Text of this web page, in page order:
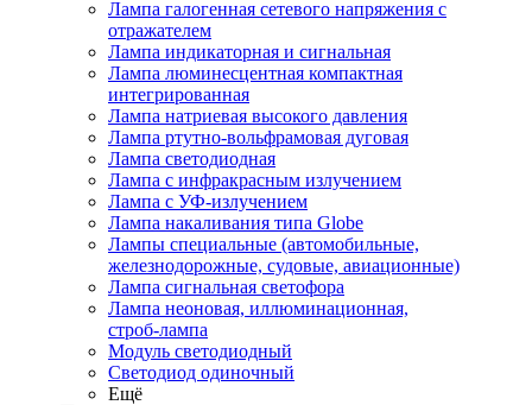
Лампа галогенная сетевого напряжения с
отражателем
Лампа индикаторная и сигнальная
Лампа люминесцентная компактная
интегрированная
Лампа натриевая высокого давления
Лампа ртутно-вольфрамовая дуговая
Лампа светодиодная
Лампа с инфракрасным излучением
Лампа с УФ-излучением
Лампа накаливания типа Globe
Лампы специальные (автомобильные,
железнодорожные, судовые, авиационные)
Лампа сигнальная светофора
Лампа неоновая, иллюминационная,
строб-лампа
Модуль светодиодный
Светодиод одиночный
Ещё